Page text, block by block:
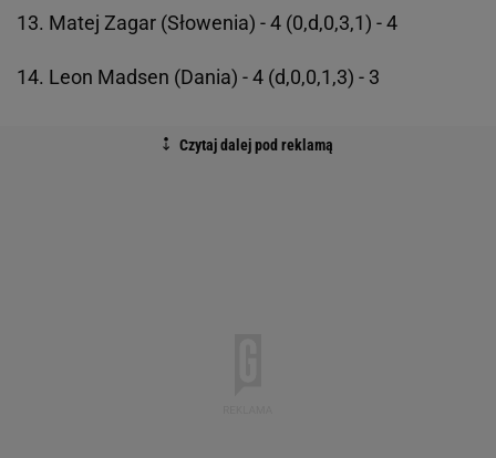
13. Matej Zagar (Słowenia) - 4 (0,d,0,3,1) - 4
14. Leon Madsen (Dania) - 4 (d,0,0,1,3) - 3